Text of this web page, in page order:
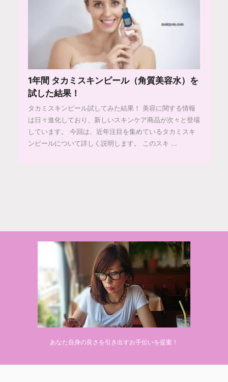
1年間 タカミスキンピール（角質美容水）を
試した結果！
タカミスキンピール試してみた結果！ 美容に関する情報
は日々進化しており、新しいスキンケア商品が次々と登場
しています。 今回は、近年注目を集めているタカミスキ
ンピールについて詳しく説明します。 このスキ ...
あなた自身の良さを引き出すお手伝いを提案！
AFFINGER5